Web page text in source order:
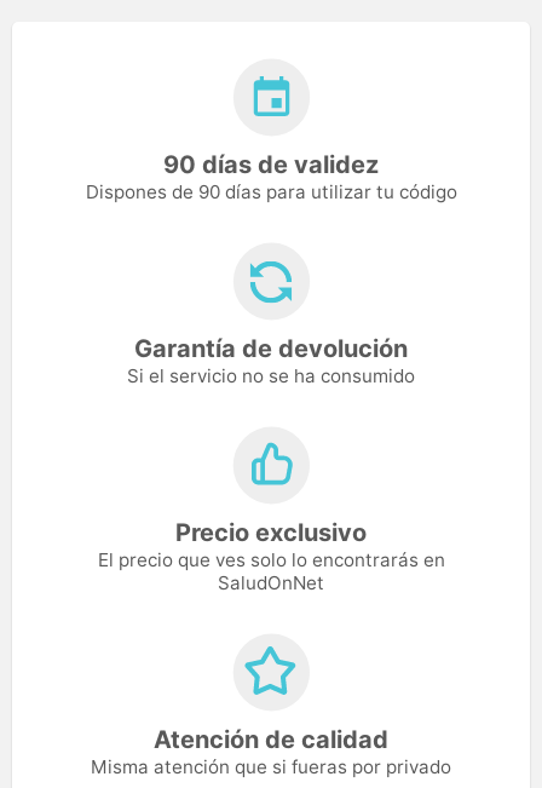
90 días de validez
Dispones de 90 días para utilizar tu código
Garantía de devolución
Si el servicio no se ha consumido
Precio exclusivo
El precio que ves solo lo encontrarás en
SaludOnNet
Atención de calidad
Misma atención que si fueras por privado